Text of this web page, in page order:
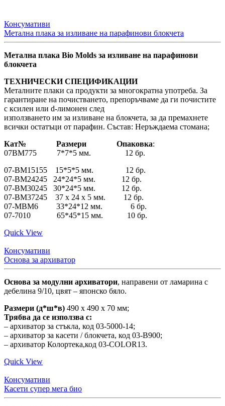
Консумативи
Метална плака за изливане на парафинови блокчета
Метална плака Bio Molds за изливане на парафинови
блокчета
ТЕХНИЧЕСКИ СПЕЦИФИКАЦИИ
Металните плаки са продукти за многократна употреба. За
гарантиране на почистването, препоръчваме да ги почистите
с ксилен или d-лимонен след
използването им за изливане на блокчета, за да премахнете
всички остатъци от парафин. Състав: Неръждаема стомана;
Кат№ Размери Опаковка:
07BM775 7*7*5 мм. 12 бр.
07-BM15155 15*5*5 мм. 12 бр.
07-BM24245 24*24*5 мм. 12 бр.
07-BM30245 30*24*5 мм. 12 бр.
07-BM37245 37 x 24 x 5 мм. 12 бр.
07-MBM6 33*24*12 мм. 6 бр.
07-7010 65*45*15 мм. 10 бр.
Quick View
Консумативи
Основа за архиватор
Основа за модулни архиватори, направени от ламарина с
дебелина 9/10, цвят – японско бяло.
Размери (д*ш*в) 490 x 490 x 70 мм;
Трябва да се използва с:
– архиватор за стъкла, код 03-5000-14;
– архиватор за касети / блокчета, код 03-B900;
– архиватор Колортека,код 03-COLOR13.
Quick View
Консумативи
Касети супер мега био